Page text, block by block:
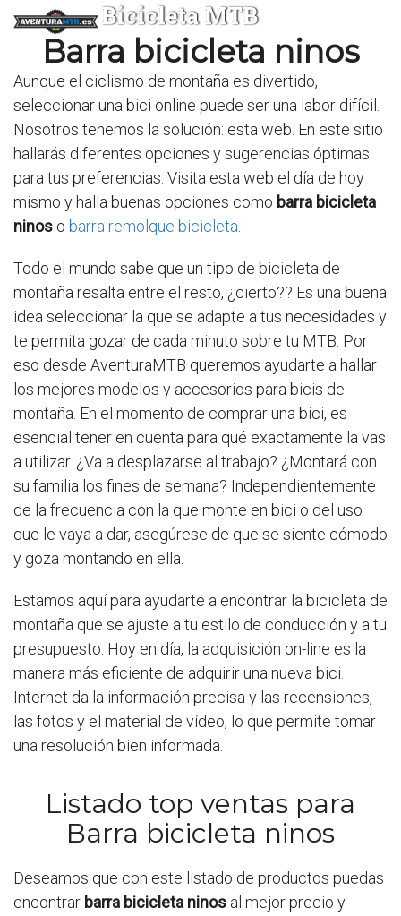
Bicicleta MTB
Barra bicicleta ninos
Aunque el ciclismo de montaña es divertido,
seleccionar una bici online puede ser una labor difícil.
Nosotros tenemos la solución: esta web. En este sitio
hallarás diferentes opciones y sugerencias óptimas
para tus preferencias. Visita esta web el día de hoy
mismo y halla buenas opciones como barra bicicleta
ninos o barra remolque bicicleta
Todo el mundo sabe que un tipo de bicicleta de
montaña resalta entre el resto, ¿cierto?? Es una buena
idea seleccionar la que se adapte a tus necesidades y
te permita gozar de cada minuto sobre tu MTB. Por
eso desde AventuraMTB queremos ayudarte a hallar
los mejores modelos y accesorios para bicis de
montaña. En el momento de comprar una bici, es
esencial tener en cuenta para qué exactamente la vas
a utilizar. ¿Va a desplazarse al trabajo? ¿Montará con
su familia los fines de semana? Independientemente
de la frecuencia con la que monte en bici o del uso
que le vaya a dar, asegúrese de que se siente cómodo
y goza montando en ella.
Estamos aquí para ayudarte a encontrar la bicicleta de
montaña que se ajuste a tu estilo de conducción y a tu
presupuesto. Hoy en día, la adquisición on-line es la
manera más eficiente de adquirir una nueva bici.
Internet da la información precisa y las recensiones,
las fotos y el material de vídeo, lo que permite tomar
una resolución bien informada.
Listado top ventas para
Barra bicicleta ninos
Deseamos que con este listado de productos puedas
encontrar barra bicicleta ninos al mejor precio y